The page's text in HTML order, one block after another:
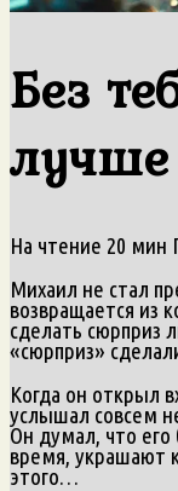
Без
лучше
На чтение 20 мин
Михаил не стал
возвращается из
сделать сюрприз
«сюрприз»
Когда он открыл
услышал совсем
Он думал, что его
время, украшают
этого…